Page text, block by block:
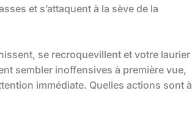
et s’attaquent à la sève de la
se recroquevillent et votre laurier
sembler inoffensives à première vue,
immédiate. Quelles actions sont à